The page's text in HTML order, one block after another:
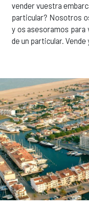
vender vuestra
particular? Nosotros
y os asesoramos para
de un particular. Vende